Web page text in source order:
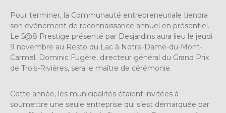
Pour terminer, la Communauté entrepreneuriale tiendra
son événement de reconnaissance annuel en présentiel.
Le 5@8 Prestige présenté par Desjardins aura lieu le jeudi
9 novembre au Resto du Lac à Notre-Dame-du-Mont-
Carmel. Dominic Fugère, directeur général du Grand Prix
de Trois-Rivières, sera le maître de cérémonie.
Cette année, les municipalités étaient invitées à
soumettre une seule entreprise qui s’est démarquée par